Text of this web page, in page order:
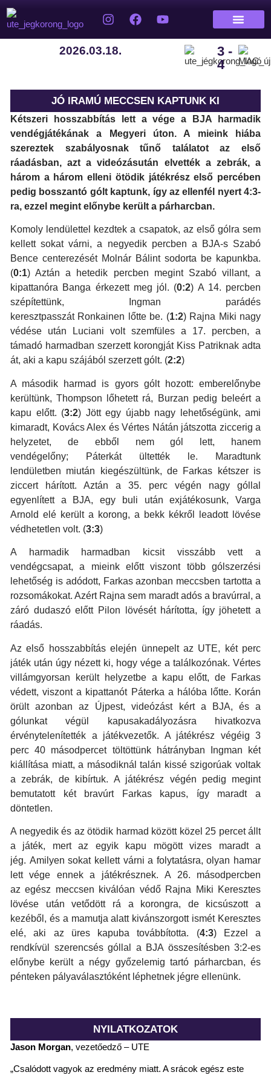
2026.03.18.
3 -
4
JÓ IRAMÚ MECCSEN KAPTUNK KI
Kétszeri hosszabbítás lett a vége a BJA harmadik
vendégjátékának a Megyeri úton. A mieink hiába
szereztek szabályosnak tűnő találatotaz első
ráadásban, azt avideózásután elvették a zebrák, a
három a három elleni ötödik játékrész első percében
pedig bosszantó gólt kaptunk, így az ellenfél nyert 4:3-
ra, ezzel megint előnybe került a párharcban.
Komoly lendülettel kezdtek a csapatok, az első gólra sem
kellett sokat várni, a negyedik percben a BJA-s Szabó
Bence centerezését Molnár Bálint sodorta be kapunkba.
(0:1) Aztán a hetedik percben megint Szabó villant, a
kipattanóra Banga érkezett meg jól. (0:2) A 14. percben
szépítettünk, Ingman parádés
keresztpasszát Ronkainen lőtte be. (1:2) Rajna Miki nagy
védése után Luciani volt szemfüles a 17. percben, a
támadó harmadban szerzett korongját Kiss Patriknak adta
át, aki a kapu szájából szerzett gólt. (2:2)
A második harmad is gyors gólt hozott: emberelőnybe
kerültünk, Thompson lőhetett rá, Burzan pedig beleért a
kapu előtt. (3:2) Jött egy újabb nagy lehetőségünk, ami
kimaradt, Kovács Alex és Vértes Nátán játszotta ziccerig a
helyzetet, de ebből nem gól lett, hanem
vendégelőny; Páterkát ültették le. Maradtunk
lendületben miután kiegészültünk, de Farkas kétszer is
ziccert hárított. Aztán a 35. perc végén nagy góllal
egyenlített a BJA, egy buli után exjátékosunk, Varga
Arnold elé került a korong, a bekk kékről leadott lövése
védhetetlen volt. (3:3)
A harmadik harmadban kicsit visszább vett a
vendégcsapat, a mieink előtt viszont több gólszerzési
lehetőség is adódott, Farkas azonban meccsben tartotta a
rozsomákokat. Azért Rajna sem maradt adós a bravúrral, a
záró dudaszó előtt Pilon lövését hárította, így jöhetett a
ráadás.
Az első hosszabbítás elején ünnepelt az UTE, két perc
játék után úgy nézett ki, hogy vége a találkozónak. Vértes
villámgyorsan került helyzetbe a kapu előtt, de Farkas
védett, viszont a kipattanót Páterka a hálóba lőtte. Korán
örült azonban az Újpest, videózást kért a BJA, és a
gólunkat végül kapusakadályozásra hivatkozva
érvénytelenítették a játékvezetők. A játékrész végéig 3
perc 40 másodpercet töltöttünk hátrányban Ingman két
kiállítása miatt, a másodiknál talán kissé szigorúak voltak
a zebrák, de kibírtuk. A játékrész végén pedig megint
bemutatott két bravúrt Farkas kapus, így maradt a
döntetlen.
A negyedik és az ötödik harmad között közel 25 percet állt
a játék, mert az egyik kapu mögött vizes maradt a
jég. Amilyen sokat kellett várni a folytatásra, olyan hamar
lett vége ennek a játékrésznek. A 26. másodpercben
az egész meccsen kiválóan védő Rajna Miki Keresztes
lövése után vetődött rá a korongra, de kicsúszott a
kezéből, és a mamutja alatt kivánszorgott ismét Keresztes
elé, aki az üres kapuba továbbította. (4:3) Ezzel a
rendkívül szerencsés góllal a BJA összesítésben 3:2-es
előnybe került a négy győzelemig tartó párharcban, és
pénteken pályaválasztóként léphetnek jégre ellenünk.
NYILATKOZATOK
Jason Morgan, vezetőedző – UTE
„Csalódott vagyok az eredmény miatt. A srácok egész este